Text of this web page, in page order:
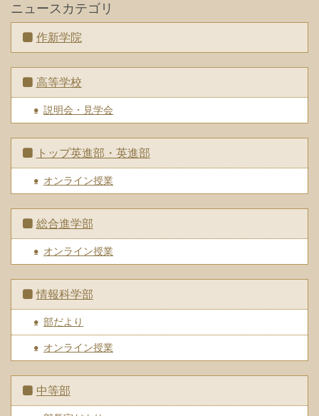
ニュースカテゴリ
作新学院
高等学校
説明会・見学会
トップ英進部・英進部
オンライン授業
総合進学部
オンライン授業
情報科学部
部だより
オンライン授業
中等部